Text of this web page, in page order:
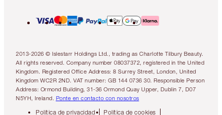
2013-2026 © Islestarr Holdings Ltd., trading as Charlotte Tilbury Beauty.
All rights reserved. Company number 08037372, registered in the United
Kingdom. Registered Office Address: 8 Surrey Street, London, United
Kingdom WC2R 2ND. VAT number: GB 144 0736 30. Responsible Person
Address: Ormond Building, 31-36 Ormond Quay Upper, Dublin 7, D07
N5YH, Ireland. Ponte en contacto con nosotros
Política de privacidad Política de cookies